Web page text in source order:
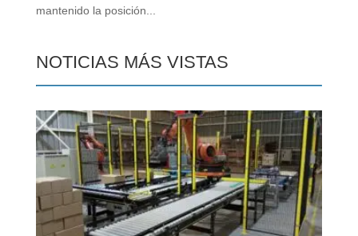
mantenido la posición...
NOTICIAS MÁS VISTAS